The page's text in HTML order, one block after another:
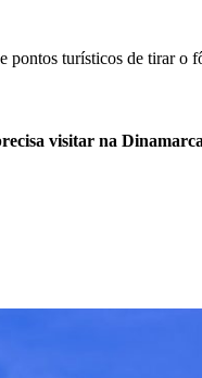
pontos turísticos de tirar
visitar na Dinamarca